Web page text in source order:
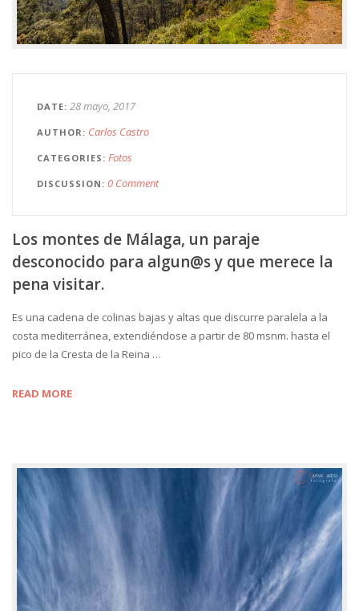
DATE 28 mayo, 2017
AUTHOR Carlos Castro
CATEGORIES Fotos
DISCUSSION 0 Comment
Los montes de Málaga, un paraje
desconocido para algun@s y que merece la
pena visitar.
Es una cadena de colinas bajas y altas que discurre paralela a la
costa mediterránea, extendiéndose a partir de 80 msnm. hasta el
pico de la Cresta de la Reina …
READ MORE